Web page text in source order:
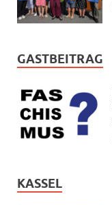
GASTBEITRAG
KASSEL